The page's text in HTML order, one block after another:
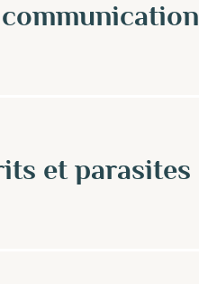
et parasites